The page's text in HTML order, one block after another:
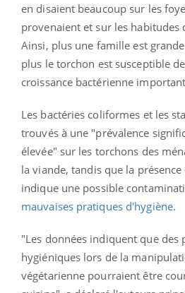
en disaient beaucoup sur les
provenaient et sur les habitudes
Ainsi, plus une famille est
plus le torchon est susceptible
croissance bactérienne
Les bactéries coliformes et les
trouvés à une "prévalence
élevée" sur les torchons des
la viande, tandis que la présence
indiqueune possible
mauvaises pratiques d'hygiène.
"Les données indiquent que des
hygiéniques lors de la
végétarienne pourraient être